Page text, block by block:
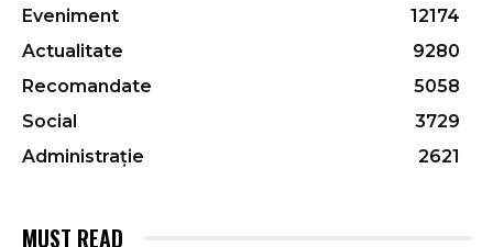
Eveniment
12174
Actualitate
9280
Recomandate
5058
Social
3729
Administrație
2621
MUST READ